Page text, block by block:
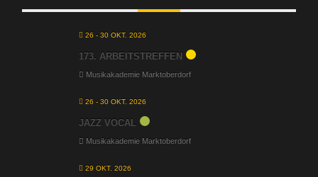
26 - 30 OKT. 2026
173. ARBEITSTREFFEN
Musikakademie Marktoberdorf
26 - 30 OKT. 2026
JAZZ VOCAL
Musikakademie Marktoberdorf
29 OKT. 2026